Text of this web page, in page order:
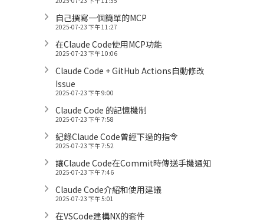
自己撰寫一個簡單的MCP
2025-07-23 下午 11:27
在Claude Code使用MCP功能
2025-07-23 下午 10:06
Claude Code + GitHub Actions自動修改
Issue
2025-07-23 下午 9:00
Claude Code 的記憶機制
2025-07-23 下午 7:58
紀錄Claude Code曾經下過的指令
2025-07-23 下午 7:52
讓Claude Code在Commit時傳送手機通知
2025-07-23 下午 7:46
Claude Code介紹和使用建議
2025-07-23 下午 5:01
在VSCode建構NX的套件